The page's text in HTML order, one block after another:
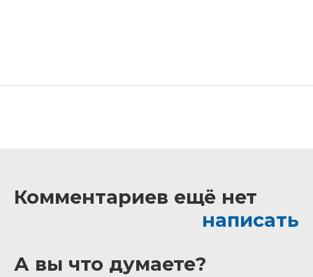
Комментариев ещё нет
написать
А вы что думаете?